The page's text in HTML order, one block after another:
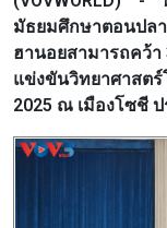
มัธยมศึกษาตอนปล
ฮานอยสามารถคว้า
แข่งขันวิทยาศาสต
2025 ณ เมืองโซชี ป